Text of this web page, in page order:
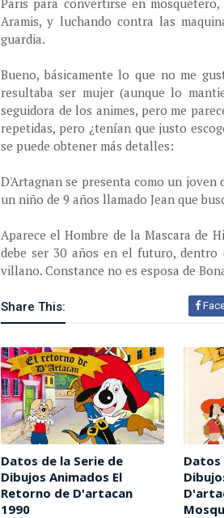
Paris para convertirse en
Aramis, y luchando contra las
guardia.
Bueno, básicamente lo que no me
resultaba ser mujer (aunque lo
seguidora de los animes, pero me
repetidas, pero ¿tenían que justo
se puede obtener más detalles:
D'Artagnan se presenta como un joven
un niño de 9 años llamado Jean que
Aparece el Hombre de la Mascara de
debe ser 30 años en el futuro, dentro
villano. Constance no es esposa de
Share This:
Datos de la Serie de
Dibujos Animados El
Retorno de D'artacan
1990
Datos